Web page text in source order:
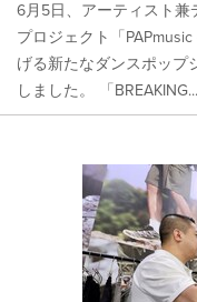
6月5日、アーティスト兼
プロジェクト「
げる新たなダンスポップ
しました。 「BREAKING...